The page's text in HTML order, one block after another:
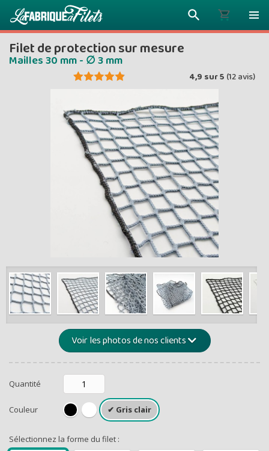
Montants et
de -5%
Plus vous
moins
Prix
ENVOYEZ
Filet de protection sur mesure
Mailles 30 mm - ∅ 3 mm
4,9 sur5 (12avis)
Voir les photos de nos clients
Quantité
Couleur
Sélectionnez la forme du filet :